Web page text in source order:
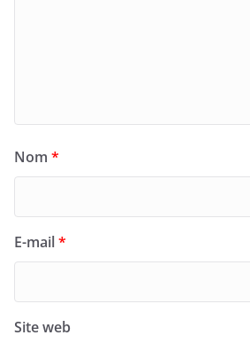
Nom *
E-mail*
Site web